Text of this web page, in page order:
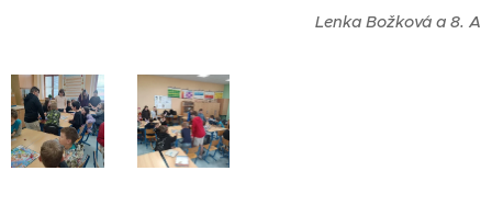
Lenka Božková a 8. A